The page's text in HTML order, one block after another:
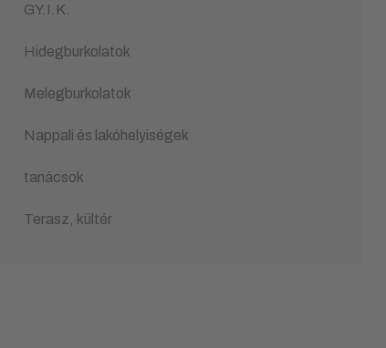
GY.I.K.
Hidegburkolatok
Melegburkolatok
Nappali és lakóhelyiségek
tanácsok
Terasz, kültér